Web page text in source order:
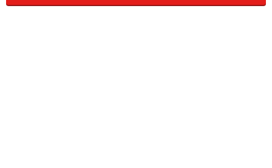
とは違います。遊郭の花魁とも違う！